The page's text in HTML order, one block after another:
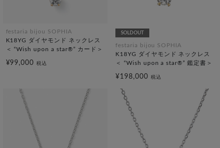
festaria bijou SOPHIA
K18YG ダイヤモンド ネックレス
＜ “Wish upon a star®” カード＞
¥99,000税込
SOLDOUT
festaria bijou SOPHIA
K18YG ダイヤモンド ネックレス
＜ “Wish upon a star®” 鑑定書＞
¥198,000 税込